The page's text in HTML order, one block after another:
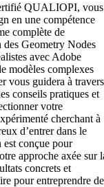
QUALIOPI, vous
en une compétence
complète de
Geometry Nodes
avec Adobe
modèles complexes
vous guidera à travers
conseils pratiques et
votre
cherchant à
d’entrer dans le
conçue pour
approche axée sur
concrets et
pour entreprendre